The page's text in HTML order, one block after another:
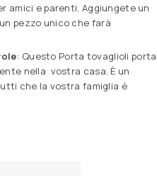
amici e parenti. Aggiungete un
pezzo unico che farà
: Questo Porta tovaglioli porta
nella vostra casa. È un
che la vostra famiglia è